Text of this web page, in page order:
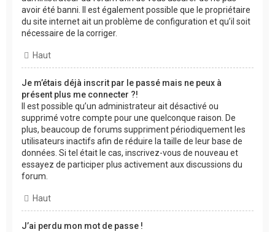
avoir été banni. Il est également possible que le propriétaire
du site internet ait un problème de configuration et qu’il soit
nécessaire de la corriger.
Haut
Je m’étais déjà inscrit par le passé mais ne peux à
présent plus me connecter ?!
Il est possible qu’un administrateur ait désactivé ou
supprimé votre compte pour une quelconque raison. De
plus, beaucoup de forums suppriment périodiquement les
utilisateurs inactifs afin de réduire la taille de leur base de
données. Si tel était le cas, inscrivez-vous de nouveau et
essayez de participer plus activement aux discussions du
forum.
Haut
J’ai perdu mon mot de passe !